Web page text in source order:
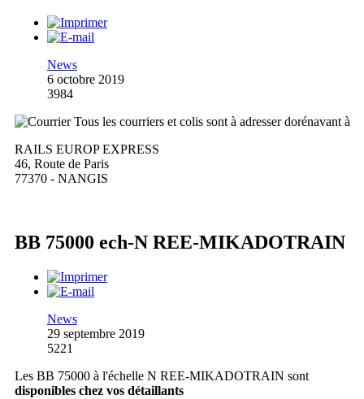
News
6 octobre 2019
3984
Tous les courriers et colis sont à adresser dorénavant à
RAILS EUROP EXPRESS
46, Route de Paris
77370 - NANGIS
BB 75000 ech-N REE-MIKADOTRAIN
News
29 septembre 2019
5221
Les BB 75000 à l'échelle N REE-MIKADOTRAIN sont
disponibles chez vos détaillants